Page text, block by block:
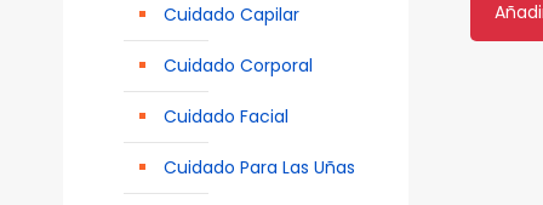
Cuidado Capilar
Cuidado Corporal
Cuidado Facial
Cuidado Para Las Uñas